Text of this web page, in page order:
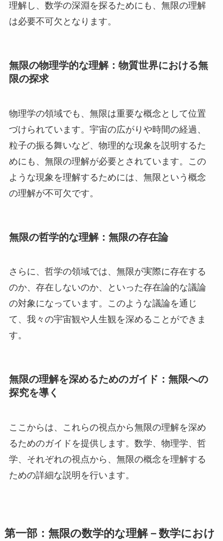
理解し、数学の深淵を探るためにも、無限の理解
は必要不可欠となります。
無限の物理学的な理解：物質世界における無
限の探求
物理学の領域でも、無限は重要な概念として位置
づけられています。宇宙の広がりや時間の経過、
粒子の振る舞いなど、物理的な現象を説明するた
めにも、無限の理解が必要とされています。この
ような現象を理解するためには、無限という概念
の理解が不可欠です。
無限の哲学的な理解：無限の存在論
さらに、哲学の領域では、無限が実際に存在する
のか、存在しないのか、といった存在論的な議論
の対象になっています。このような議論を通じ
て、我々の宇宙観や人生観を深めることができま
す。
無限の理解を深めるためのガイド：無限への
探究を導く
ここからは、これらの視点から無限の理解を深め
るためのガイドを提供します。数学、物理学、哲
学、それぞれの視点から、無限の概念を理解する
ための詳細な説明を行います。
第一部：無限の数学的な理解－数学におけ